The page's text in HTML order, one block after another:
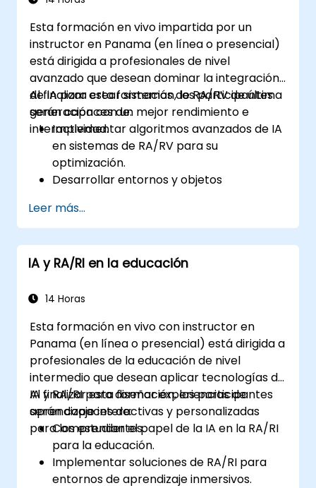
Esta formación en vivo impartida por un
instructor en Panama (en línea o presencial)
está dirigida a profesionales de nivel
avanzado que desean dominar la integración
de IA para crear sistemas de RA/RV de última
generación con un mejor rendimiento e
interactividad.
Al finalizar esta formación, los participantes
serán capaces de:
Implementar algoritmos avanzados de IA
en sistemas de RA/RV para su
optimización.
Desarrollar entornos y objetos
artificial.
Aplicar el aprendizaje automático para
mejorar la experiencia del usuario y la
personalización.
rendimiento en tiempo real mediante IA.
Leer más...
IA y RA/RI en la educación
14 Horas
Esta formación en vivo con instructor en
Panama (en línea o presencial) está dirigida a
profesionales de la educación de nivel
intermedio que desean aplicar tecnologías de
IA y RA/RI para diseñar experiencias de
aprendizaje interactivas y personalizadas
para los estudiantes.
Al finalizar esta formación, los participantes
serán capaces de:
Comprender el papel de la IA en la RA/RI
para la educación.
Implementar soluciones de RA/RI para
entornos de aprendizaje inmersivos.